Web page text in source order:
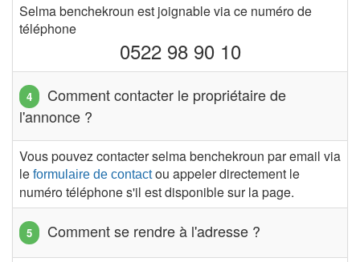
Selma benchekroun est joignable via ce numéro de
téléphone
0522 98 90 10
Comment contacter le propriétaire de
l'annonce ?
Vous pouvez contacter selma benchekroun par email via
le formulaire de contactou appeler directement le
numéro téléphone s'il est disponible sur la page.
Comment se rendre à l'adresse ?